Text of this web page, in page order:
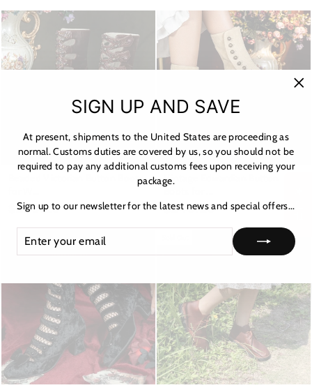
Beaded Victorian Button Boots
$289.29
Vintage Edwardian Button
Boots for ...
$249.29
SIGN UP AND SAVE
At present, shipments to the United States are proceeding as
normal. Customs duties are covered by us, so you should not be
required to pay any additional customs fees upon receiving your
package.
Sign up to our newsletter for the latest news and special offers...
YOUR
EMAIL
★ 리뷰